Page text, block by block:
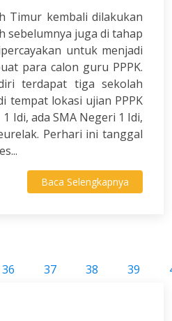
Timur kembali dilakukan
sebelumnya juga di tahap
untuk menjadi
para calon guru PPPK.
terdapat tiga sekolah
tempat lokasi ujian PPPK
Idi, ada SMA Negeri 1 Idi,
Perhari ini tanggal
Baca Selengkapnya
36 37 38 39